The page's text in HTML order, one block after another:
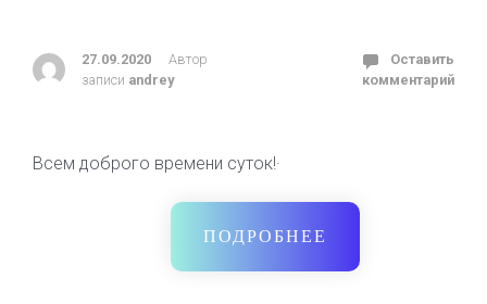
27.09.2020
Автор
записи andrey
Оставить
комментарий
Всем доброго времени суток!·
ПОДРОБНЕЕ